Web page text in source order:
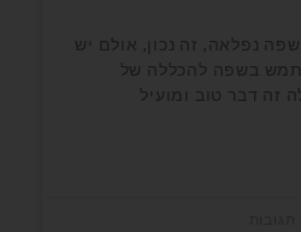
נפלאה, זה נכון, אולם יש
בשפה להכללה של
זה דבר טוב ומועיל